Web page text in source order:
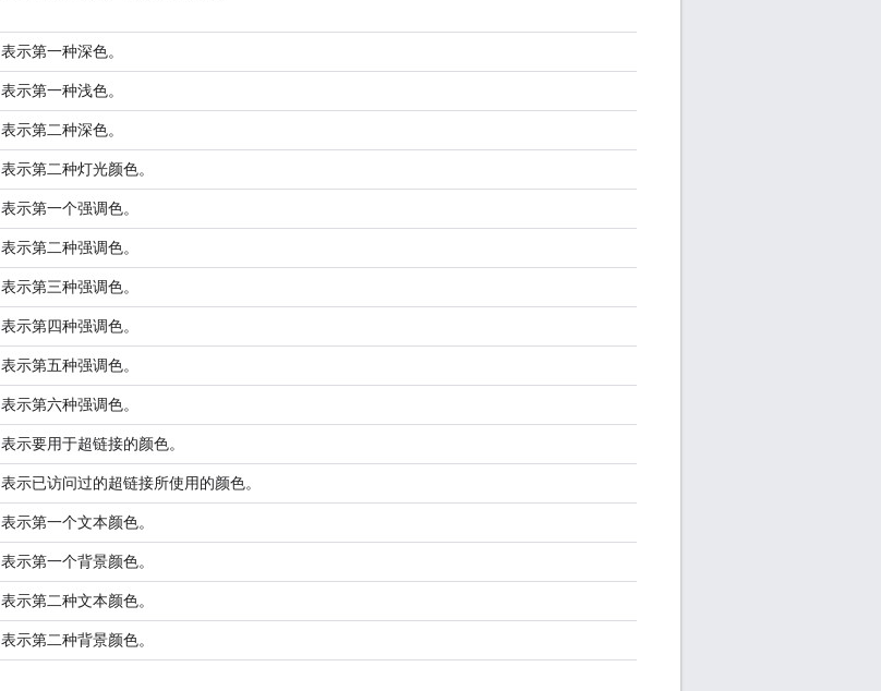
表示第一种深色。
表示第一种浅色。
表示第二种深色。
表示第二种灯光颜色。
表示第一个强调色。
表示第二种强调色。
表示第三种强调色。
表示第四种强调色。
表示第五种强调色。
表示第六种强调色。
表示要用于超链接的颜色。
表示已访问过的超链接所使用的颜色。
表示第一个文本颜色。
表示第一个背景颜色。
表示第二种文本颜色。
表示第二种背景颜色。